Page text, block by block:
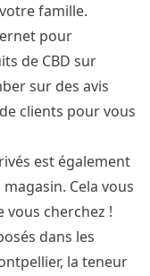
famille.
pour
de CBD sur
sur des avis
clients pour vous
est également
Cela vous
cherchez !
dans les
la teneur